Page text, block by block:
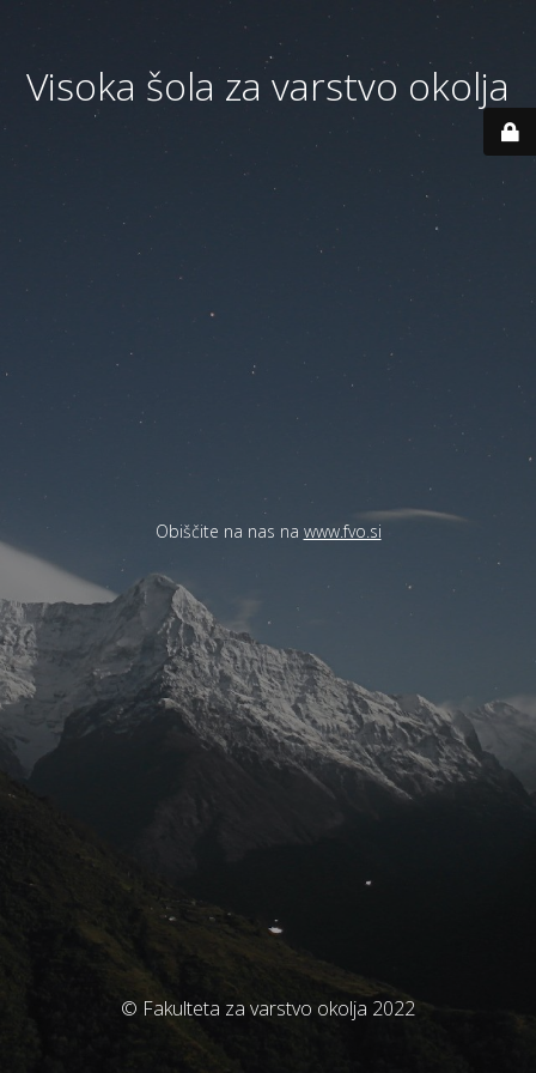
Visoka šola za varstvo okolja
Obiščite na nas na www.fvo.si
© Fakulteta za varstvo okolja 2022